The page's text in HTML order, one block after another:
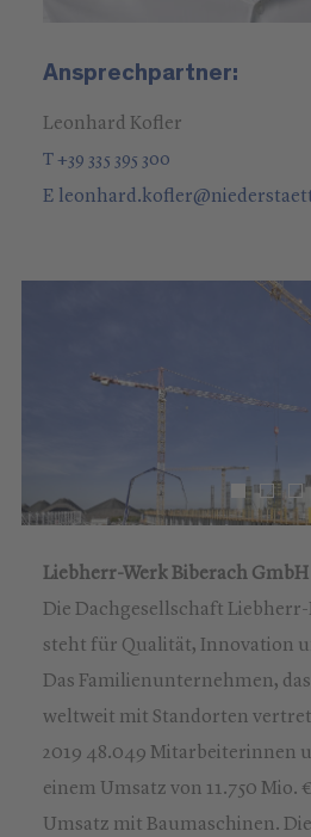
Ansprechpartner:
Leonhard Kofler
T +39 335 395 300
E leonhard.kofler@
Liebherr-Werk Biberach GmbH
Die Dachgesellschaft
steht für Qualität, Innovation
Das Familienunternehmen,
weltweit mit Standorten
2019 48.049 Mitarbeiterinnen
einem Umsatz von 11.750 Mio.
Umsatz mit Baumaschinen.